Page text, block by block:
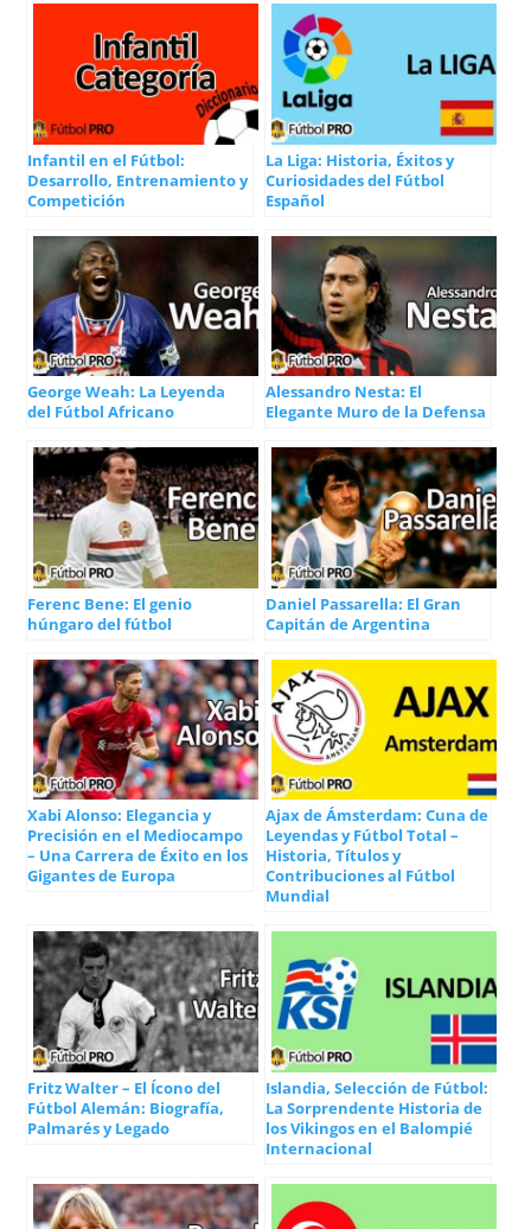
Infantil en el Fútbol:
Desarrollo, Entrenamiento y
Competición
La Liga: Historia, Éxitos y
Curiosidades del Fútbol
Español
George Weah: La Leyenda
del Fútbol Africano
Alessandro Nesta: El
Elegante Muro de la Defensa
Ferenc Bene: El genio
húngaro del fútbol
Daniel Passarella: El Gran
Capitán de Argentina
Xabi Alonso: Elegancia y
Precisión en el Mediocampo
– Una Carrera de Éxito en los
Gigantes de Europa
Ajax de Ámsterdam: Cuna de
Leyendas y Fútbol Total –
Historia, Títulos y
Contribuciones al Fútbol
Mundial
Fritz Walter – El Ícono del
Fútbol Alemán: Biografía,
Palmarés y Legado
Islandia, Selección de Fútbol:
La Sorprendente Historia de
los Vikingos en el Balompié
Internacional